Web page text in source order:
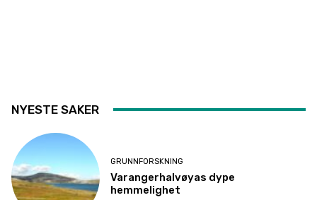
NYESTE SAKER
GRUNNFORSKNING
Varangerhalvøyas dype
hemmelighet